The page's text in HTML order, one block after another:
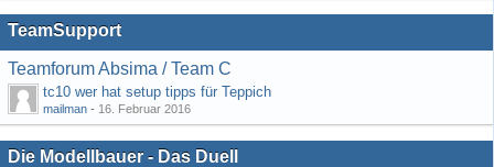
TeamSupport
Teamforum Absima / Team C
tc10 wer hat setup tipps für Teppich
mailman - 16. Februar 2016
Die Modellbauer - Das Duell